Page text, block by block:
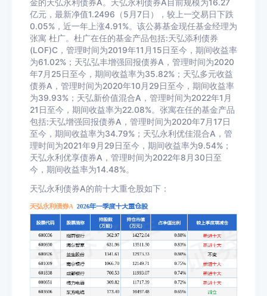
金的天弘永利债券A。天弘永利债券A目前规模为16.27
亿元，最新净值1.2496（5月7日），较上一交易日下跌
0.05%，近一年上涨4.91%。该公募基金现任基金经理为
张寓 杜广。杜广在任的基金产品包括:天弘添利债券
(LOF)C，管理时间为2019年11月15日至今，期间收益率
为61.02%；天弘弘丰增强回报债券A，管理时间为2020
年7月25日至今，期间收益率为35.82%；天弘多元收益
债券A，管理时间为2020年10月29日至今，期间收益率
为39.93%；天弘新价值混合A，管理时间为2022年1月
21日至今，期间收益率为22.08%。张寓在任的基金产品
包括:天弘增强回报债券A，管理时间为2020年7月17日
至今，期间收益率为34.79%；天弘永利优佳混合A，管
理时间为2021年9月29日至今，期间收益率为9.54%；
天弘永利优享债券A，管理时间为2022年8月30日至
今，期间收益率为14.48%。
天弘永利债券A的前十大重仓股如下：